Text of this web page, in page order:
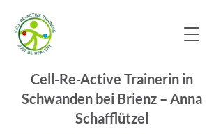
Cell-Re-Active Trainerin in
Schwanden bei Brienz – Anna
Schafflützel